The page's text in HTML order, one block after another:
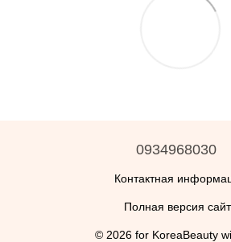
0934968030
Контактная
Полная версия
© 2026 for KoreaBeauty